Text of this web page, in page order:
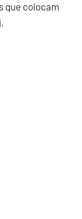
que colocam